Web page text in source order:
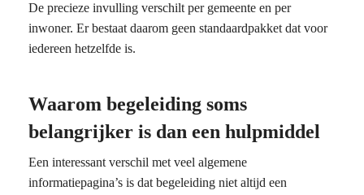
De precieze invulling verschilt per gemeente en per
inwoner. Er bestaat daarom geen standaardpakket dat voor
iedereen hetzelfde is.
Waarom begeleiding soms
belangrijker is dan een hulpmiddel
Een interessant verschil met veel algemene
informatiepagina’s is dat begeleiding niet altijd een